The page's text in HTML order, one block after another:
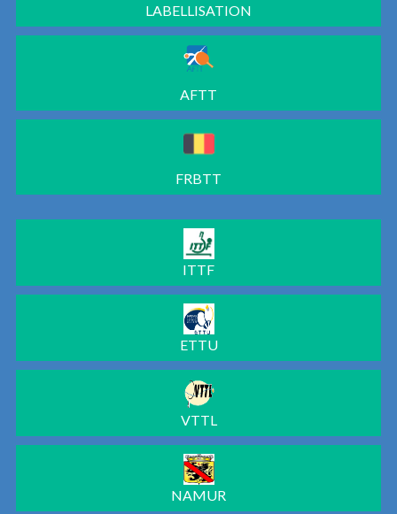
LABELLISATION
AFTT
FRBTT
ITTF
ETTU
VTTL
NAMUR